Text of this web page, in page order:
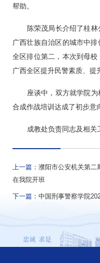
帮助。
陈荣茂局长介绍了桂
广西壮族自治区的城市中
全区排位第二，本次到母
广西全区提升民警素质、提
座谈中，双方就学院为
合成作战培训达成了初步意
成教处负责同志及相关
上一篇： 濮阳市公安机关第二
在我院开班
下一篇： 中国刑事警察学院